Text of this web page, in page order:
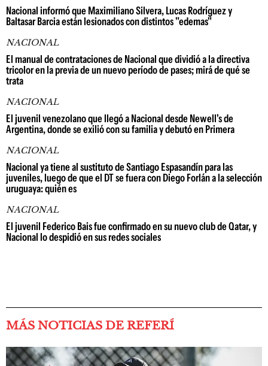
Nacional informó que Maximiliano Silvera, Lucas Rodríguez y
Baltasar Barcia están lesionados con distintos "edemas"
NACIONAL
El manual de contrataciones de Nacional que dividió a la directiva
tricolor en la previa de un nuevo período de pases; mirá de qué se
trata
NACIONAL
El juvenil venezolano que llegó a Nacional desde Newell's de
Argentina, donde se exilió con su familia y debutó en Primera
NACIONAL
Nacional ya tiene al sustituto de Santiago Espasandín para las
juveniles, luego de que el DT se fuera con Diego Forlán a la selección
uruguaya: quién es
NACIONAL
El juvenil Federico Bais fue confirmado en su nuevo club de Qatar, y
Nacional lo despidió en sus redes sociales
MÁS NOTICIAS DE REFERÍ